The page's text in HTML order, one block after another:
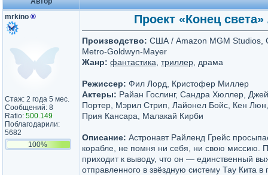
mrkino ®
Стаж: 2 года 5 мес.
Сообщений: 8
Ratio: 500.149
Поблагодарили:
5682
100%
Проект «Конец
Производство: США / Amazon MGM Studios,
Metro-Goldwyn-Mayer
Жанр: фантастика триллер , драма
Режиссер: Фил Лорд, Кристофер Миллер
Актеры: Райан Гослинг, Сандра Хюллер,
Портер, Мэрил Стрип, Лайонел Бойс, Кен
Прия Кансара, Малакай Кирби
Описание: Астронавт Райленд Грейс
корабле, не помня ни себя, ни свою миссию.
приходит к выводу, что он — единственный
отправленного в звёздную систему Тау Кита в